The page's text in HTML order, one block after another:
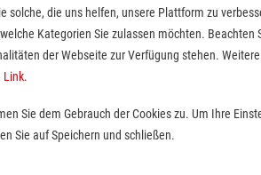
solche, die uns helfen, unsere Plattform zu
Kategorien Sie zulassen möchten.
der Webseite zur Verfügung stehen.
Link.
Sie dem Gebrauch der Cookies zu. Um Ihre
Sie auf Speichern und schließen.